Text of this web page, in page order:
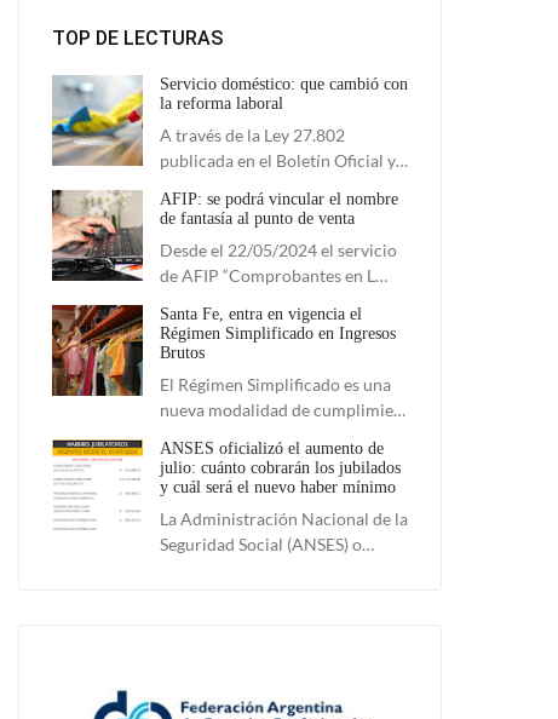
TOP DE LECTURAS
Servicio doméstico: que cambió con
la reforma laboral
A través de la Ley 27.802
publicada en el Boletín Oficial y…
AFIP: se podrá vincular el nombre
de fantasía al punto de venta
Desde el 22/05/2024 el servicio
de AFIP “Comprobantes en L…
Santa Fe, entra en vigencia el
Régimen Simplificado en Ingresos
Brutos
El Régimen Simplificado es una
nueva modalidad de cumplimie…
ANSES oficializó el aumento de
julio: cuánto cobrarán los jubilados
y cuál será el nuevo haber mínimo
La Administración Nacional de la
Seguridad Social (ANSES) o…